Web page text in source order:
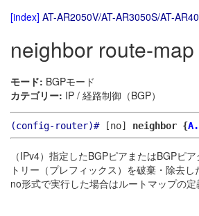
[index] AT-AR2050V/AT-AR3050S/AT-
neighbor route-map
モード: BGPモード
カテゴリー: IP / 経路制御（BGP）
(config-router)#[no] neighbor {
（IPv4）指定したBGPピアまたはBGPピ
トリー（プレフィックス）を破棄・除去
no形式で実行した場合はルートマップの定